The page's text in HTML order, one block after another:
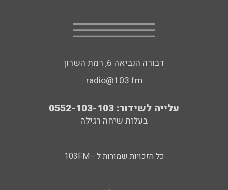
דבורה הנביאה 6, רמת השרון
radio@103.fm
עלייה לשידור: 0552-103-103
בעלות שיחה רגילה
כל הזכויות שמורות ל - 103FM